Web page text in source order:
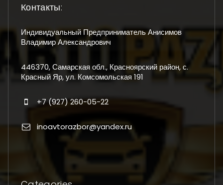
Контакты:
Индивидуальный Предприниматель Анисимов
Владимир Александрович
446370, Самарская обл., Красноярский район, с.
Красный Яр, ул. Комсомольская 191
+7 (927) 260-05-22
inoavtorazbor@yandex.ru